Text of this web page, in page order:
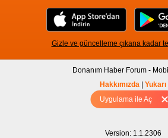
Uygulama ile Aç
Gizle ve güncelleme çıkana kadar
Donanım Haber Forum -
Hakkımızda | Yukarı
Tam sürüm için
Version: 1.1.2306